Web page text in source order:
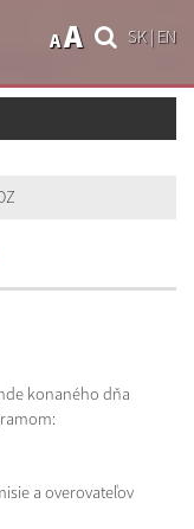
SK| EN
AA
konaného dňa
a overovateľov